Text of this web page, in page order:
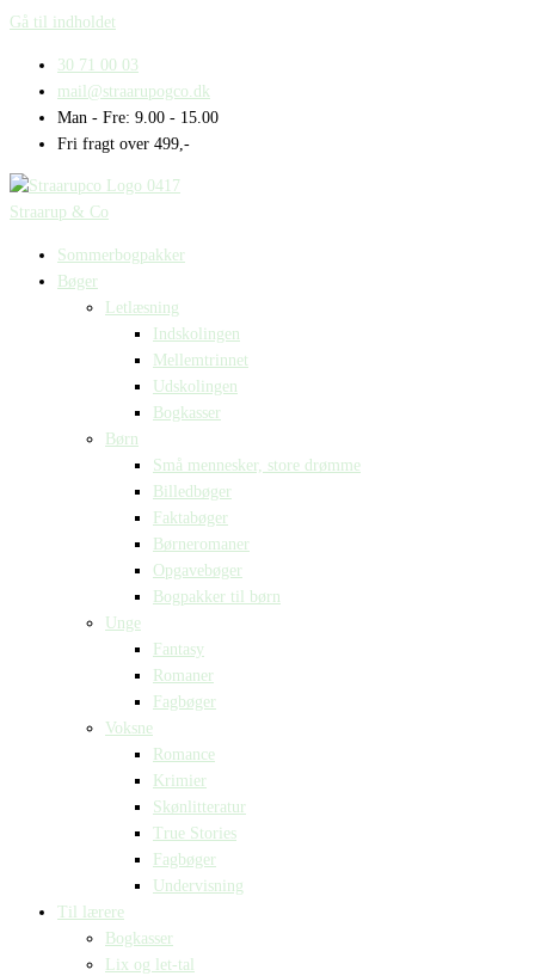
Gå til indholdet
30 71 00 03
mail@straarupogco.dk
Man - Fre: 9.00 - 15.00
Fri fragt over 499,-
Straarup & Co
Sommerbogpakker
Bøger
Letlæsning
Indskolingen
Mellemtrinnet
Udskolingen
Bogkasser
Børn
Små mennesker, store drømme
Billedbøger
Faktabøger
Børneromaner
Opgavebøger
Bogpakker til børn
Unge
Fantasy
Romaner
Fagbøger
Voksne
Romance
Krimier
Skønlitteratur
True Stories
Fagbøger
Undervisning
Til lærere
Bogkasser
Lix og let-tal